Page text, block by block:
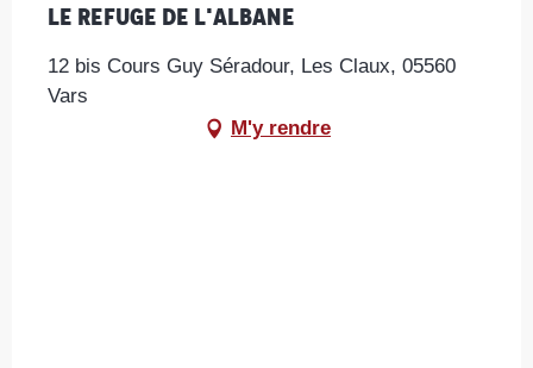
Le Refuge de l'Albane
12 bis Cours Guy Séradour, Les Claux, 05560
Vars
M'y rendre